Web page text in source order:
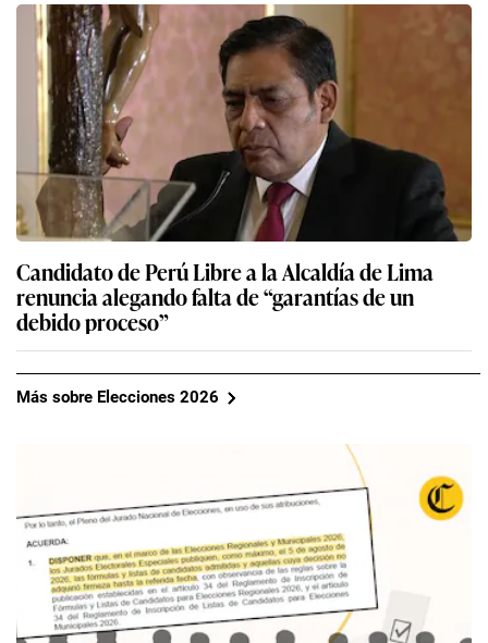
Candidato de Perú Libre a la Alcaldía de Lima
renuncia alegando falta de “garantías de un
debido proceso”
Más sobre Elecciones 2026